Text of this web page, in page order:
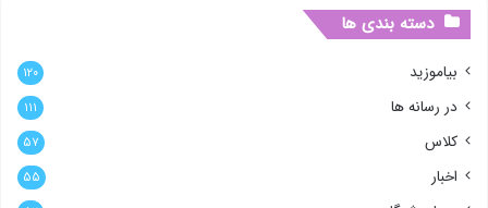
دسته بندی ها
بیاموزید ۱۲۰
در رسانه ها ۱۱۱
کلاس ۵۷
اخبار ۵۵